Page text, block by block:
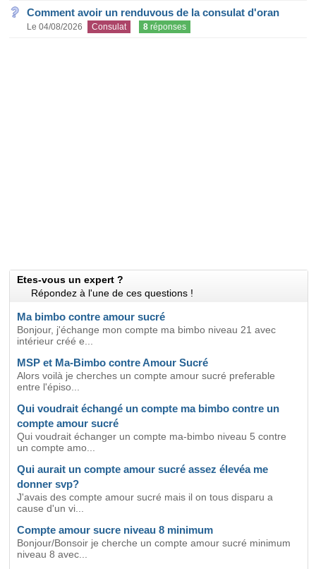
Comment avoir un renduvous de la consulat d'oran
Le 04/08/2026 Consulat 8 réponses
Etes-vous un expert ?
Répondez à l'une de ces questions !
Ma bimbo contre amour sucré
Bonjour, j'échange mon compte ma bimbo niveau 21 avec
intérieur créé e...
MSP et Ma-Bimbo contre Amour Sucré
Alors voilà je cherches un compte amour sucré preferable
entre l'épiso...
Qui voudrait échangé un compte ma bimbo contre un
compte amour sucré
Qui voudrait échanger un compte ma-bimbo niveau 5 contre
un compte amo...
Qui aurait un compte amour sucré assez élevéa me
donner svp?
J'avais des compte amour sucré mais il on tous disparu a
cause d'un vi...
Compte amour sucre niveau 8 minimum
Bonjour/Bonsoir je cherche un compte amour sucré minimum
niveau 8 avec...